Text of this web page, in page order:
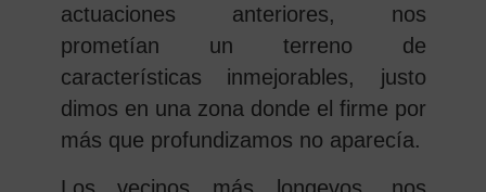
actuaciones anteriores, nos
prometían un terreno de
características inmejorables, justo
dimos en una zona donde el firme por
más que profundizamos no aparecía.
Los vecinos más longevos, nos